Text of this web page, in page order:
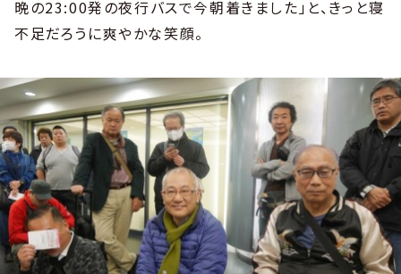
晩の23:00発の夜行バスで今朝着きました」と、きっと寝
不足だろうに爽やかな笑顔。